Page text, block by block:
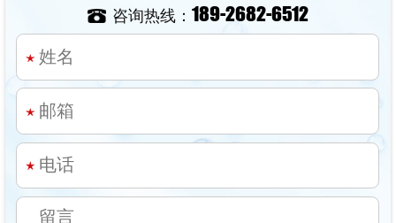
咨询热线： 189-2682-6512